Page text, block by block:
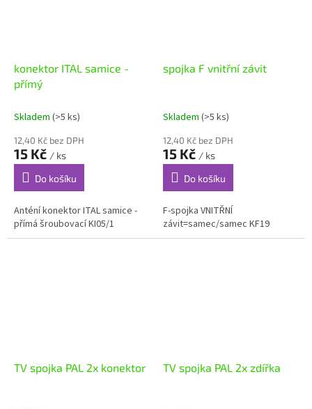
konektor ITAL samice -
přímý
Skladem (>5 ks)
12,40 Kč bez DPH
15 Kč / ks
Do košíku
Anténí konektor ITAL samice -
přímá šroubovací KI05/1
spojka F vnitřní závit
Skladem (>5 ks)
12,40 Kč bez DPH
15 Kč / ks
Do košíku
F-spojka VNITŘNÍ
závit=samec/samec KF19
TV spojka PAL 2x konektor TV spojka PAL 2x zdířka